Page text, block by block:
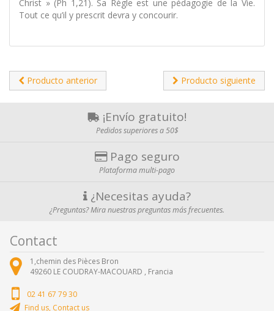
Christ » (Ph 1,21). Sa Règle est une pédagogie de la Vie.
Tout ce qu’il y prescrit devra y concourir.
Producto anterior Producto siguiente
¡Envío gratuito!
Pedidos superiores a 50$
Pago seguro
Plataforma multi-pago
¿Necesitas ayuda?
¿Preguntas? Mira nuestras preguntas más frecuentes.
Contact
1,chemin des Pièces Bron
49260 LE COUDRAY-MACOUARD , Francia
02 41 67 79 30
Find us, Contact us